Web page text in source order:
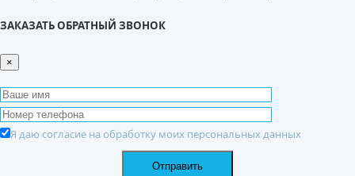
ЗАКАЗАТЬ ОБРАТНЫЙ ЗВОНОК
×
Я даю согласие на обработку моих персональных данных